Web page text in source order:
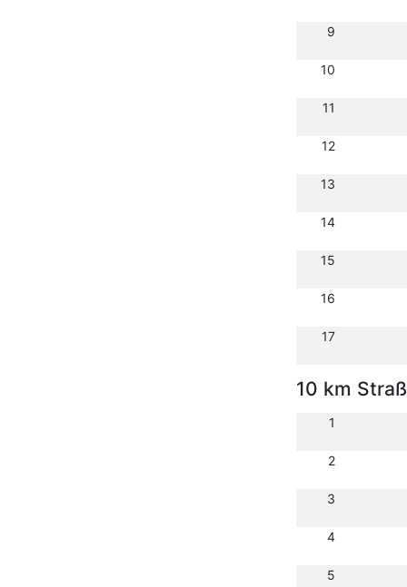
9
10
11
12
13
14
15
16
17
10 km
1
2
3
4
5